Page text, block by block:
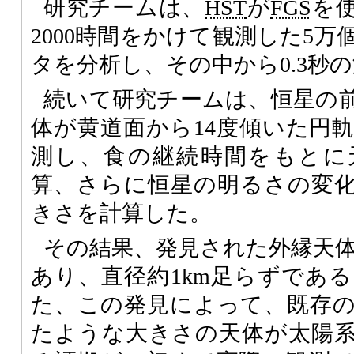
研究チームは、 HSTがFGSを
2000時間をかけて観測した5万
タを分析し、その中から0.3秒
続いて研究チームは、恒星の
体が黄道面から14度傾いた円
測し、食の継続時間をもと
算、さらに恒星の明るさの変
きさを計算した。
その結果、発見された外縁天
あり、直径約1km足らずであ
た、この発見によって、既存
たような大きさの天体が太陽